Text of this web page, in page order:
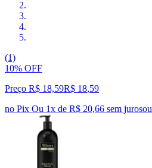
(1)
10% OFF
Preço R$ 18,59R$ 18,59
no Pix Ou 1x de R$ 20,66 sem jurosou